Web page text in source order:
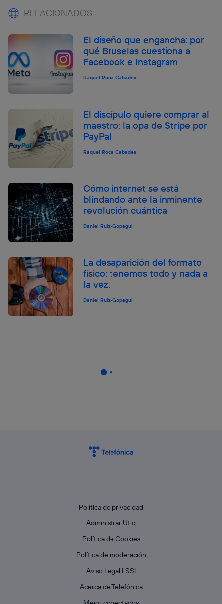
RELACIONADOS
El diseño que engancha: por
qué Bruselas cuestiona a
Facebook e Instagram
Raquel Roca Cabades
El discípulo quiere comprar al
maestro: la opa de Stripe por
PayPal
Raquel Roca Cabades
Cómo internet se está
blindando ante la inminente
revolución cuántica
Daniel Ruiz-Gopegui
La desaparición del formato
físico: tenemos todo y nada a
la vez.
Daniel Ruiz-Gopegui
Política de privacidad
Administrar Utiq
Política de Cookies
Política de moderación
Aviso Legal LSSI
Acerca de Telefónica